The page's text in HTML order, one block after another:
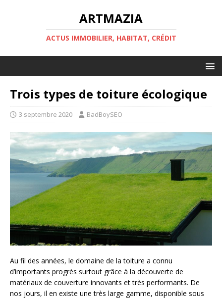
ARTMAZIA
ACTUS IMMOBILIER, HABITAT, CRÉDIT
Trois types de toiture écologique
3 septembre 2020 BadBoySEO
Au fil des années, le domaine de la toiture a connu
d’importants progrès surtout grâce à la découverte de
matériaux de couverture innovants et très performants. De
nos jours, il en existe une très large gamme, disponible sous